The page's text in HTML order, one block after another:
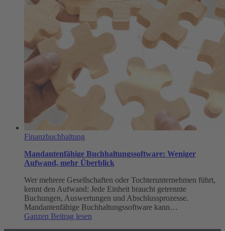
gemacht
Finanzbuchhaltung
Mandantenfähige Buchhaltungssoftware: Weniger
Aufwand, mehr Überblick
Wer mehrere Gesellschaften oder Tochterunternehmen führt,
kennt den Aufwand: Jede Einheit braucht getrennte
Buchungen, Auswertungen und Abschlussprozesse.
Mandantenfähige Buchhaltungssoftware kann…
Ganzen Beitrag lesen